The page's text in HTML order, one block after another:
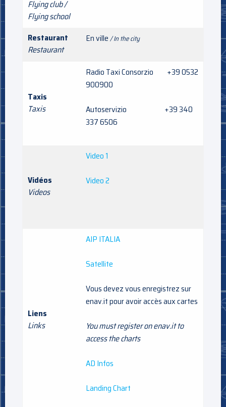
Flying club /
Flying school
Restaurant
Restaurant
En ville/ In the city
Taxis
Taxis
Radio Taxi Consorzio +39 0532
900900
Autoservizio +39 340
337 6506
Vidéos
Videos
Video 1
Video 2
Liens
Links
AIP ITALIA
Satellite
Vous devez vous enregistrez sur
enav.it pour avoir accès aux cartes
You must register on enav.it to
access the charts
AD Infos
Landing Chart